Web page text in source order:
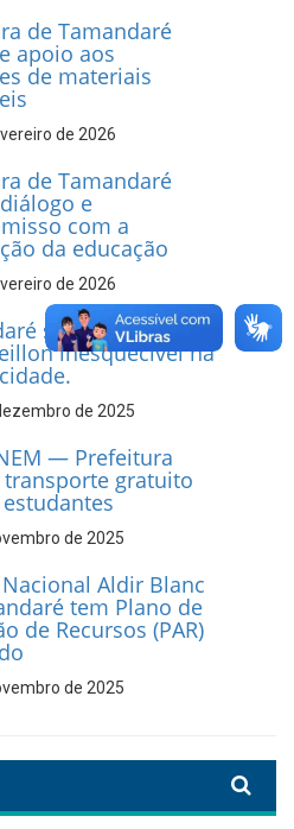
de Tamandaré
apoio aos
de materiais
de 2026
de Tamandaré
e
com a
da educação
de 2026
se prepara para
inesquecível na
de 2025
— Prefeitura
transporte gratuito
de 2025
Aldir Blanc
tem Plano de
de Recursos (PAR)
de 2025